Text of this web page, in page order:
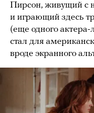
Пирсон, живущий с
и играющий здесь
(еще одного
стал для
вроде экранного